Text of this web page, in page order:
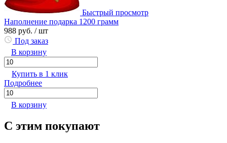
Быстрый просмотр
Наполнение подарка 1200 грамм
988 руб. / шт
Под заказ
В корзину
Купить в 1 клик
Подробнее
В корзину
С этим покупают